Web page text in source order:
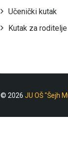
Učenički kutak
Kutak za roditelje
© 2026 JU OŠ "Šejh